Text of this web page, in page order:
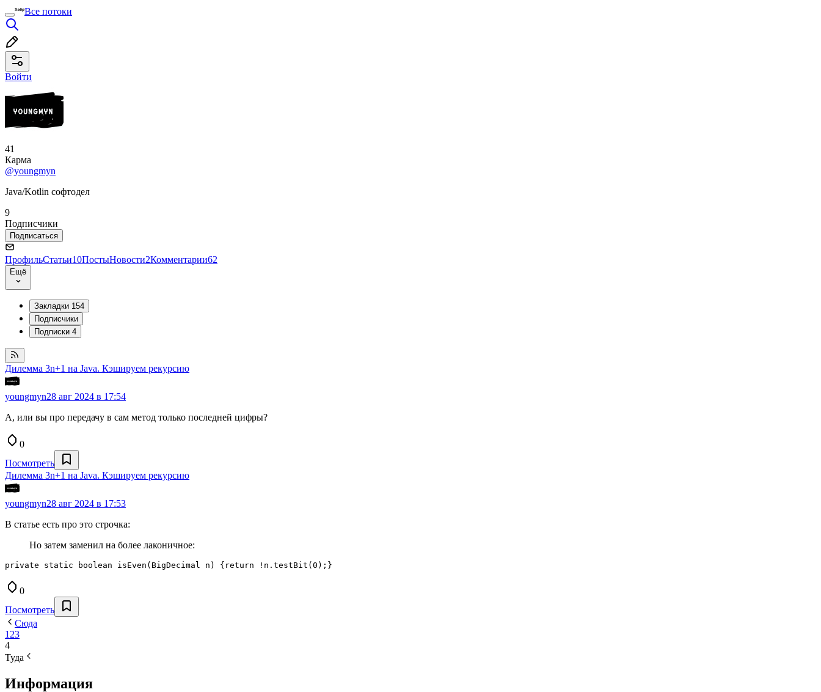
Все потоки
Войти
41
Карма
@youngmyn
Java/Kotlin софтодел
9
Подписчики
Подписаться
ПрофильСтатьи10ПостыНовости2Комментарии62
Ещё
Закладки 154
Подписчики
Подписки 4
Дилемма 3n+1 на Java. Кэшируем рекурсию
youngmyn28 авг 2024 в 17:54
А, или вы про передачу в сам метод только последней цифры?
0
Посмотреть
Дилемма 3n+1 на Java. Кэшируем рекурсию
youngmyn28 авг 2024 в 17:53
В статье есть про это строчка:
Но затем заменил на более лаконичное:
private static boolean isEven(BigDecimal n) {return !n.testBit(0);}
0
Посмотреть
Сюда
1 23
4
Туда
Информация